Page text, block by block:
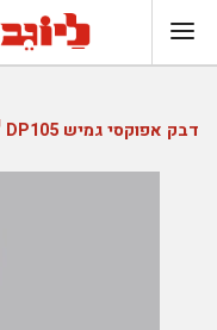
דבק אפוקסי גמיש 3M™ Scotch-Weld™ DP105